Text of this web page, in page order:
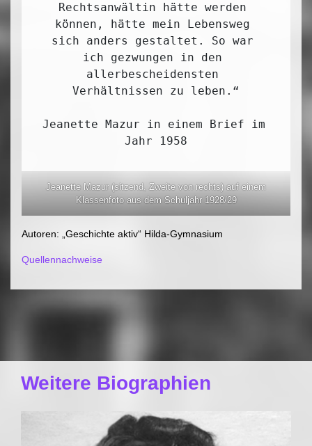
Rechtsanwältin hätte werden
können, hätte mein Lebensweg
sich anders gestaltet. So war
ich gezwungen in den
allerbescheidensten
Verhältnissen zu leben.“
Jeanette Mazur in einem Brief im
Jahr 1958
Jeanette Mazur (sitzend, Zweite von rechts) auf einem
Klassenfoto aus dem Schuljahr 1928/29
Autoren: „Geschichte aktiv“ Hilda-Gymnasium
Quellennachweise
Weitere Biographien